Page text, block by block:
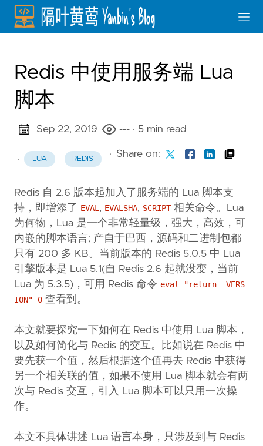
Redis 中使用服务端 Lua
脚本
Sep 22, 2019 --- · 5 min read
· LUA REDIS · Share on:
Redis 自 2.6 版本起加入了服务端的 Lua 脚本支
持，即增添了
EVAL, EVALSHA, SCRIPT相关命令。Lua
为何物，Lua 是一个非常轻量级，强大，高效，可
内嵌的脚本语言; 产自于巴西，源码和二进制包都
只有 200 多 KB。当前版本的 Redis 5.0.5 中 Lua
引擎版本是 Lua 5.1(自 Redis 2.6 起就没变，当前
Lua 为 5.3.5)，可用 Redis 命令 eval "return _VERS
ION" 0 查看到。
本文就要探究一下如何在 Redis 中使用 Lua 脚本，
以及如何简化与 Redis 的交互。比如说在 Redis 中
要先获一个值，然后根据这个值再去 Redis 中获得
另一个相关联的值，如果不使用 Lua 脚本就会有两
次与 Redis 交互，引入 Lua 脚本可以只用一次操
作。
本文不具体讲述 Lua 语言本身，只涉及到与 Redis